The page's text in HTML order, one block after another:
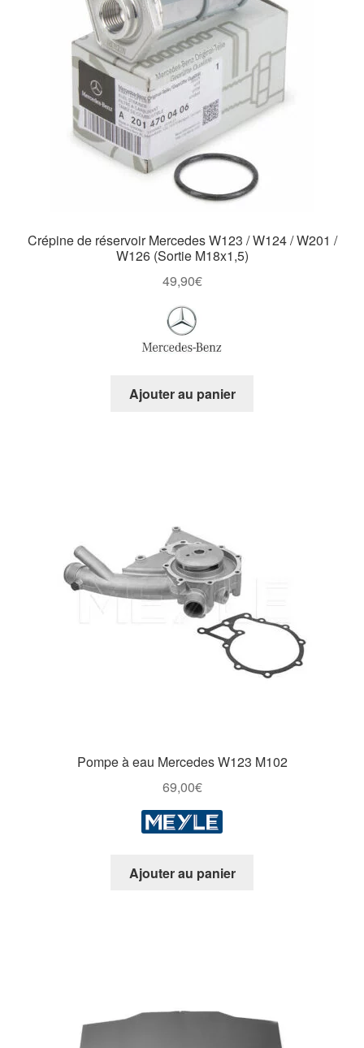
Crépine de réservoir Mercedes W123 / W124 / W201 /
W126 (Sortie M18x1,5)
49,90€
Ajouter au panier
Pompe à eau Mercedes W123 M102
69,00€
Ajouter au panier